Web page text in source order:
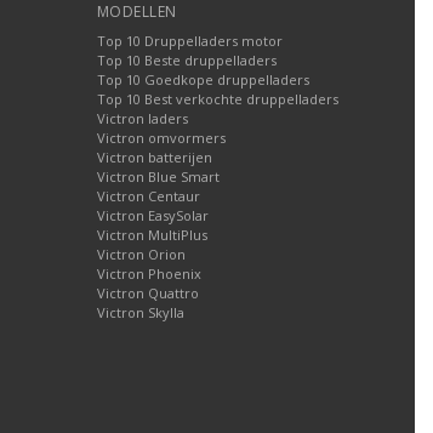
MODELLEN
Top 10 Druppelladers motor
Top 10 Beste druppelladers
Top 10 Goedkope druppelladers
Top 10 Best verkochte druppelladers
Victron laders
Victron omvormers
Victron batterijen
Victron Blue Smart
Victron Centaur
Victron EasySolar
Victron MultiPlus
Victron Orion
Victron Phoenix
Victron Quattro
Victron Skylla